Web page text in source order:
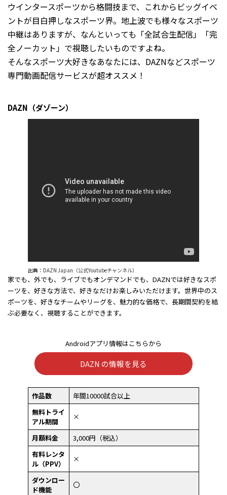
ウインタースポーツから格闘技まで、これからビッグイベ
ントが目白押しなスポーツ界。地上波でも様々なスポーツ
中継はありますが、なんといっても「全試合生配信」「完
全ノーカット」で視聴したいものですよね。
そんなスポーツ大好きなあなたには、DAZNなどスポーツ
専門動画配信サービスが超オススメ！
DAZN（ダゾーン）
出典： DAZN Japan（公式Youtubeチャンネル）
家でも、外でも、ライブでもオンデマンドでも、DAZNでは好きなスポ
ーツを、好きな方法で、好きなだけお楽しみいただけます。世界中のス
ポーツを、好きなチームやリーグを、魅力的な価格で、長期間契約を結
ぶ必要なく、視聴することができます。
Androidアプリ情報はこちらから
DAZN の情報を見る
作品数
年間10000試合以上
無料トライ
アル期間
×
月額料金
3,000円（税込）
有料レンタ
ル（PPV）
×
ダウンロー
ド機能
〇